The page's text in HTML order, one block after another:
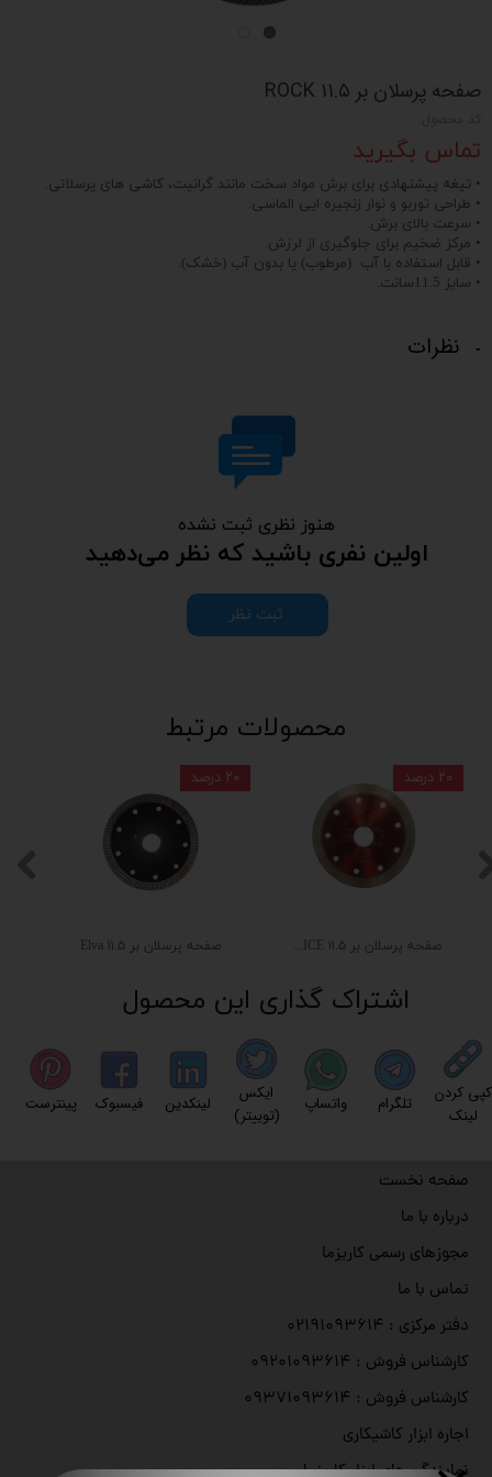
صفحه پرسلان بر ۱۱.۵ ROCK
تماس بگیرید
• تیغه پیشنهادی برای برش مواد سخت مانند گرانیت، کاشی های پرسلانی.
• طراحی توربو و نوار زنجیره ایی الماسی.
• سرعت بالای برش.
• مرکز ضخیم برای جلوگیری از لرزش.
• قابل استفاده با آب (مرطوب) یا بدون آب (خشک).
• سایز 11.5سانت.
نظرات
هنوز نظری ثبت نشده
اولین نفری باشید که نظر می‌دهید
ثبت نظر
صفحه پرسلان بر ۱۱.۵ Elva
۲۰ درصد
صفحه پرسلان بر ۱۱.۵ PANICE
۲۰ درصد
کپی کردن
لینک
تلگرام واتساپ
ایکس
(توییتر)
لینکدین فیسبوک پینترست
محصولات مرتبط
اشتراک گذاری این محصول
صفحه نخست
درباره با ما
مجوزهای رسمی کاریزما
تماس با ما
دفتر مرکزی : ۰۲۱۹۱۰۹۳۶۱۴
کارشناس فروش : ۰۹۲۰۱۰۹۳۶۱۴
کارشناس فروش : ۰۹۳۷۱۰۹۳۶۱۴
اجاره ابزار کاشیکاری